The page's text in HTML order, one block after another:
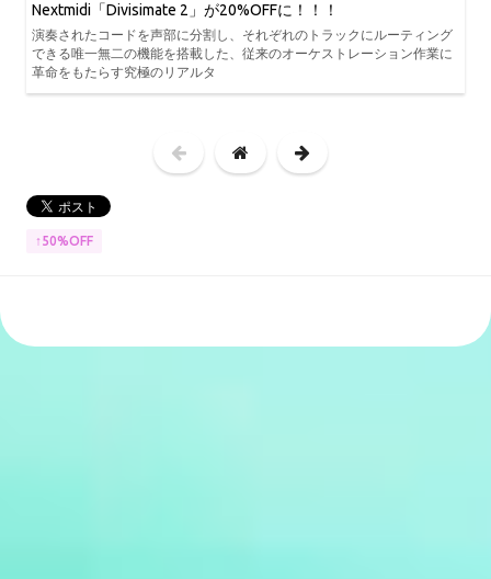
Nextmidi「Divisimate 2」が20%OFFに！！！
演奏されたコードを声部に分割し、それぞれのトラックにルーティング
できる唯一無二の機能を搭載した、従来のオーケストレーション作業に
革命をもたらす究極のリアルタ
↑50%OFF